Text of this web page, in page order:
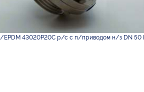
EPDM 43020P20C р/с с п/приводом н/з DN 50